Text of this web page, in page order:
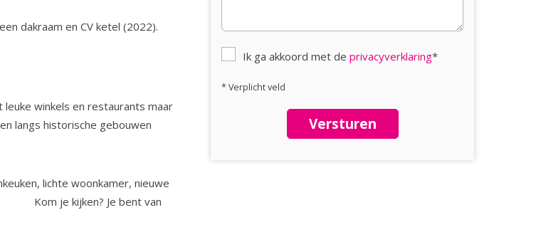
dakraam en CV ketel (2022).
winkels en restaurants maar
langs historische gebouwen
lichte woonkamer, nieuwe
je kijken? Je bent van
Ik ga akkoord met de privacyverklaring*
* Verplicht veld
Versturen